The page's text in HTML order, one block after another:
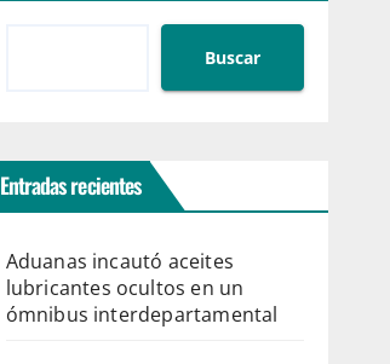
Buscar
Entradas recientes
Aduanas incautó aceites
lubricantes ocultos en un
ómnibus interdepartamental